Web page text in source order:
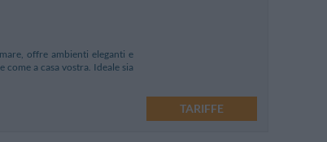
offre ambienti eleganti e
a casa vostra. Ideale sia
TARIFFE